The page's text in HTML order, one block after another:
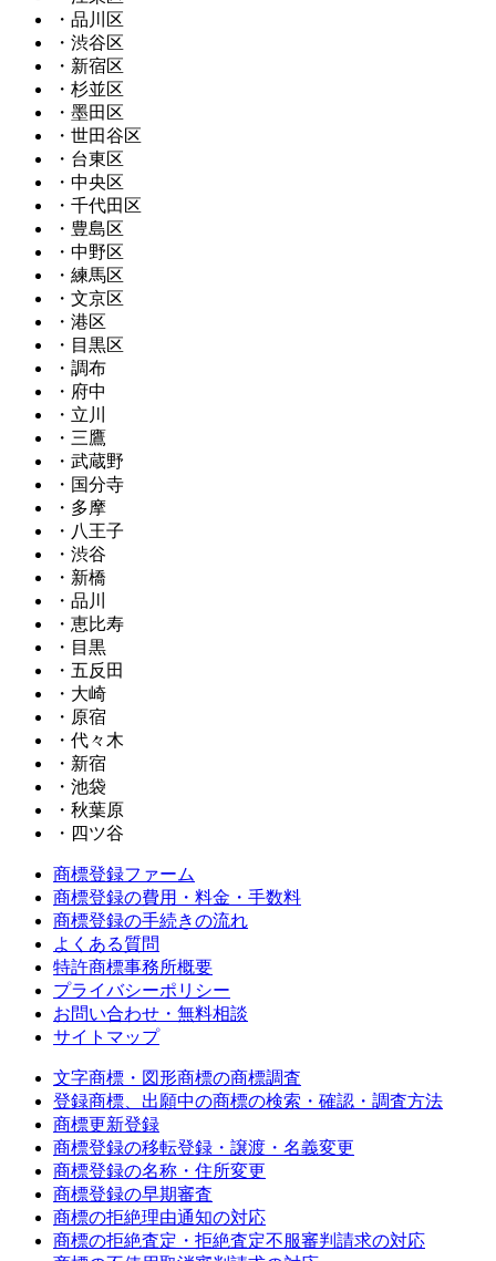
・品川区
・渋谷区
・新宿区
・杉並区
・墨田区
・世田谷区
・台東区
・中央区
・千代田区
・豊島区
・中野区
・練馬区
・文京区
・港区
・目黒区
・調布
・府中
・立川
・三鷹
・武蔵野
・国分寺
・多摩
・八王子
・渋谷
・新橋
・品川
・恵比寿
・目黒
・五反田
・大崎
・原宿
・代々木
・新宿
・池袋
・秋葉原
・四ツ谷
商標登録ファーム
商標登録の費用・料金・手数料
商標登録の手続きの流れ
よくある質問
特許商標事務所概要
プライバシーポリシー
お問い合わせ・無料相談
サイトマップ
文字商標・図形商標の商標調査
登録商標、出願中の商標の検索・確認・調査方法
商標更新登録
商標登録の移転登録・譲渡・名義変更
商標登録の名称・住所変更
商標登録の早期審査
商標の拒絶理由通知の対応
商標の拒絶査定・拒絶査定不服審判請求の対応